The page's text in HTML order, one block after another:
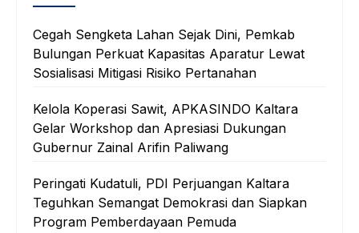
Cegah Sengketa Lahan Sejak Dini, Pemkab
Bulungan Perkuat Kapasitas Aparatur Lewat
Sosialisasi Mitigasi Risiko Pertanahan
Kelola Koperasi Sawit, APKASINDO Kaltara
Gelar Workshop dan Apresiasi Dukungan
Gubernur Zainal Arifin Paliwang
Peringati Kudatuli, PDI Perjuangan Kaltara
Teguhkan Semangat Demokrasi dan Siapkan
Program Pemberdayaan Pemuda